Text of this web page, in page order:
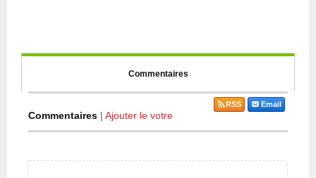
Commentaires
Commentaires | Ajouter le votre
Email
RSS